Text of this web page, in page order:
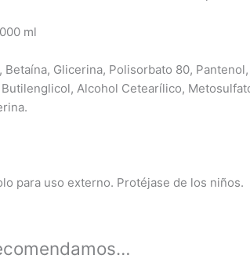
ml
Betaína, Glicerina, Polisorbato 80,
Alcohol Cetearílico,
para uso externo. Protéjase de los niños.